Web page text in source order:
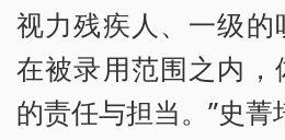
视力残疾人、一级
在被录用范围之内，
的责任与担当。”史菁